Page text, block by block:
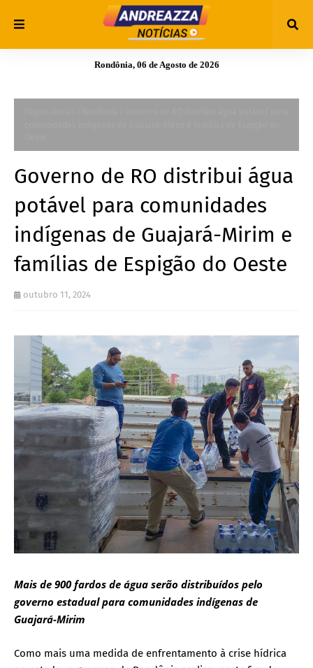
Rondônia, 06 de Agosto de 2026
Governo de RO distribui água
potável para comunidades
indígenas de Guajará-Mirim e
famílias de Espigão do Oeste
outubro 11, 2024
Mais de 900 fardos de água serão distribuídos pelo
governo estadual para comunidades indígenas de
Guajará-Mirim
Como mais uma medida de enfrentamento à crise hídrica